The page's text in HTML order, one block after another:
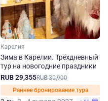
Карелия
Зима в Карелии. Трёхдневный
тур на новогодние праздники
RUB 29,355RUB 30,900
Раннее бронирование тура